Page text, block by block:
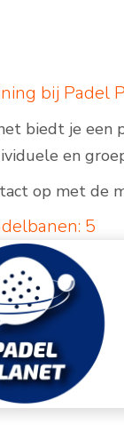
bij Padel
biedt je een
en
op met de
5